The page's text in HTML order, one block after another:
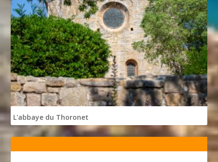
L'abbaye du Thoronet